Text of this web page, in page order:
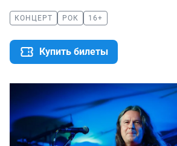
КОНЦЕРТ РОК 16+
Купить билеты